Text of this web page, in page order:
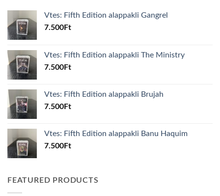
Vtes: Fifth Edition alappakli Gangrel
7.500Ft
Vtes: Fifth Edition alappakli The Ministry
7.500Ft
Vtes: Fifth Edition alappakli Brujah
7.500Ft
Vtes: Fifth Edition alappakli Banu Haquim
7.500Ft
FEATURED PRODUCTS